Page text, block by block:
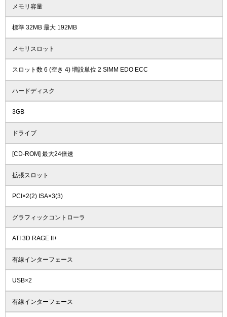
メモリ容量
標準 32MB 最大 192MB
メモリスロット
スロット数 6 (空き 4) 増設単位 2 SIMM EDO ECC
ハードディスク
3GB
ドライブ
[CD-ROM] 最大24倍速
拡張スロット
PCI×2(2) ISA×3(3)
グラフィックコントローラ
ATI 3D RAGE II+
有線インターフェース
USB×2
有線インターフェース